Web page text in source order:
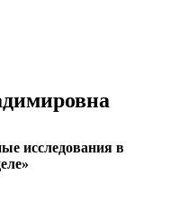
исследования в